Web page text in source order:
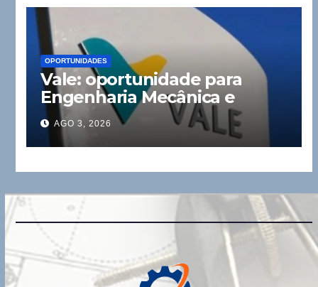
OPORTUNIDADES
Vale: oportunidade para
Engenharia Mecânica e
Elétrica
AGO 3, 2026